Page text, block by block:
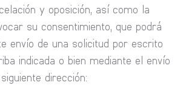
y oposición, así como la
su consentimiento, que podrá
envío de una solicitud por escrito
indicada o bien mediante el envío
dirección: